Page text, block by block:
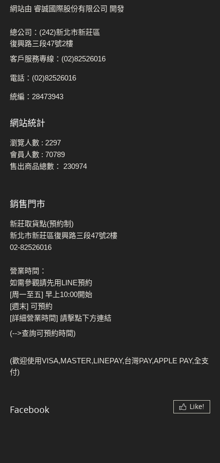
網站由 睿誠國際股份有限公司 開發
總公司：(242)新北市新莊區
復興路三段47號2樓
客戶服務專線：(02)82526016
電話：(02)82526016
統編：28473943
網站統計
瀏覽人數 : 2297
會員人數 : 70789
售出商品總數： 230974
銷售門市
新莊取貨點(預約制)
新北市新莊區復興路三段47號2樓
02-82526016
營業時間：
如需參觀請先用LINE預約
[周一至五] 早上10:00開始
[週末] 可預約
[詳細營業時間] 請擊點下方連結
(-->查詢可預約時間)
(歡迎使用VISA,MASTER,LINEPAY,台灣PAY,APPLE PAY,全支
付)
Facebook Like!